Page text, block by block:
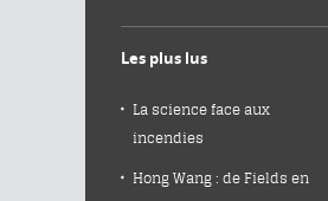
Les plus lus
La science face aux
incendies
Hong Wang : de Fields en